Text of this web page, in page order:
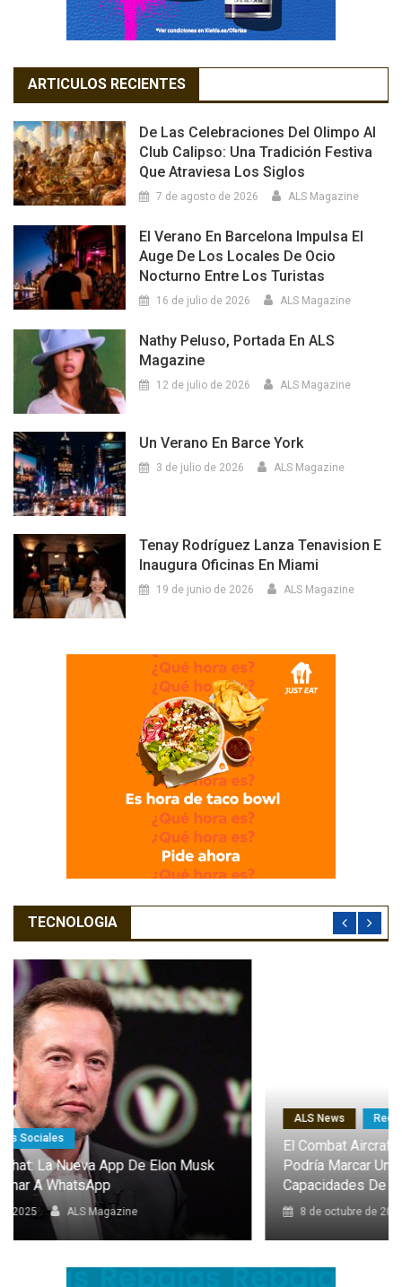
ARTICULOS RECIENTES
De Las Celebraciones Del Olimpo Al
Club Calipso: Una Tradición Festiva
Que Atraviesa Los Siglos
7 de agosto de 2026 ALS Magazine
El Verano En Barcelona Impulsa El
Auge De Los Locales De Ocio
Nocturno Entre Los Turistas
16 de julio de 2026 ALS Magazine
Nathy Peluso, Portada En ALS
Magazine
12 de julio de 2026 ALS Magazine
Un Verano En Barce York
3 de julio de 2026 ALS Magazine
Tenay Rodríguez Lanza Tenavision E
Inaugura Oficinas En Miami
19 de junio de 2026 ALS Magazine
TECNOLOGIA
ALS News Redes Sociales
El Combat Aircraft 1: El Dron Furtivo Con IA Que
Podría Marcar Un Antes Y Un Después En Las
Capacidades De Europa
8 de octubre de 2025